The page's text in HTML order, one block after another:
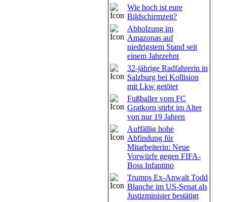
Wie hoch ist eure
Bildschirmzeit?
Abholzung im
Amazonas auf
niedrigstem Stand seit
einem Jahrzehnt
32-jährige Radfahrerin in
Salzburg bei Kollision
mit Lkw getötet
Fußballer vom FC
Gratkorn stirbt im Alter
von nur 19 Jahren
Auffällig hohe
Abfindung für
Mitarbeiterin: Neue
Vorwürfe gegen FIFA-
Boss Infantino
Trumps Ex-Anwalt Todd
Blanche im US-Senat als
Justizminister bestätigt